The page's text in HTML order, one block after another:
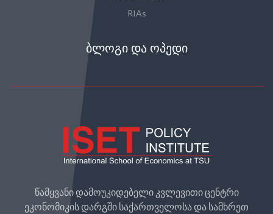
RIAs
ᲑᲚᲝᲒᲘ ᲓᲐ ᲝᲞᲔᲓᲘ
წამყვანი დამოუკიდებელი კვლევითი ცენტრი
ეკონომიკის დარგში საქართველოსა და სამხრეთ